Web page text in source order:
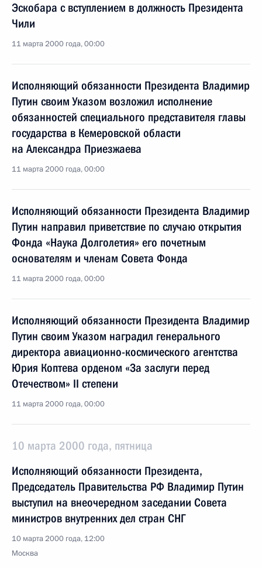
Эскобара с вступлением в должность Президента
Чили
11 марта 2000 года, 00:00
Исполняющий обязанности Президента Владимир
Путин своим Указом возложил исполнение
обязанностей специального представителя главы
государства в Кемеровской области
на Александра Приезжаева
11 марта 2000 года, 00:00
Исполняющий обязанности Президента Владимир
Путин направил приветствие по случаю открытия
Фонда «Наука Долголетия» его почетным
основателям и членам Совета Фонда
11 марта 2000 года, 00:00
Исполняющий обязанности Президента Владимир
Путин своим Указом наградил генерального
директора авиационно-космического агентства
Юрия Коптева орденом «За заслуги перед
Отечеством» II степени
11 марта 2000 года, 00:00
10 марта 2000 года, пятница
Исполняющий обязанности Президента,
Председатель Правительства РФ Владимир Путин
выступил на внеочередном заседании Совета
министров внутренних дел стран СНГ
10 марта 2000 года, 12:00
Москва